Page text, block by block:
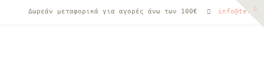
Δωρεάν μεταφορικά για αγορές άνω των 100€